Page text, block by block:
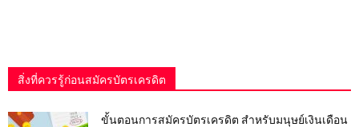
สิ่งที่ควรรู้ก่อนสมัครบัตรเครดิต
ขั้นตอนการสมัครบัตรเครดิต สำหรับมนุษย์เงินเดือน